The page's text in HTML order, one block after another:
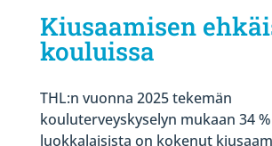
Kiusaamisen
kouluissa
THL:n vuonna 2025 tekemän
kouluterveyskyselyn mukaan 34 %
luokkalaisista on kokenut